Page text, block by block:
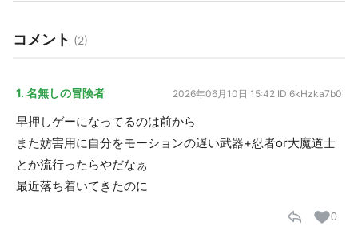
コメント (2)
1. 名無しの冒険者 2026年06月10日 15:42 ID:6kHzka7b0
早押しゲーになってるのは前から
また妨害用に自分をモーションの遅い武器+忍者or大魔道士
とか流行ったらやだなぁ
最近落ち着いてきたのに
0